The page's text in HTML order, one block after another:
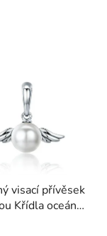
visací přívěsek
Křídla oceánu